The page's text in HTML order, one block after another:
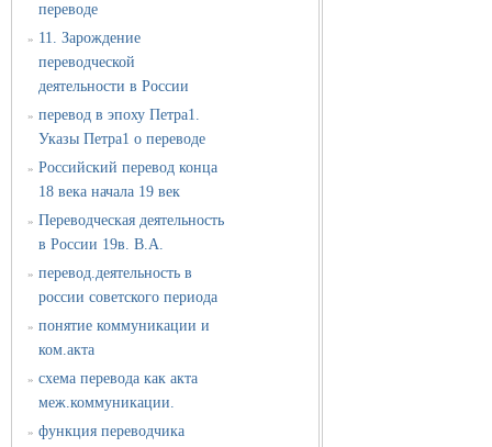
переводе
» 11. Зарождение
переводческой
деятельности в России
» перевод в эпоху Петра1.
Указы Петра1 о переводе
» Российский перевод конца
18 века начала 19 век
» Переводческая деятельность
в России 19в. В.А.
» перевод.деятельность в
россии советского периода
» понятие коммуникации и
ком.акта
» схема перевода как акта
меж.коммуникации.
» функция переводчика